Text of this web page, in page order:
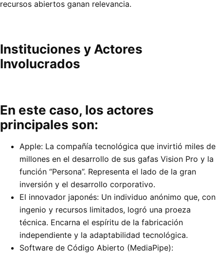
recursos abiertos ganan relevancia.
Instituciones y Actores
Involucrados
En este caso, los actores
principales son:
Apple: La compañía tecnológica que invirtió miles de
millones en el desarrollo de sus gafas Vision Pro y la
función “Persona”. Representa el lado de la gran
inversión y el desarrollo corporativo.
El innovador japonés: Un individuo anónimo que, con
ingenio y recursos limitados, logró una proeza
técnica. Encarna el espíritu de la fabricación
independiente y la adaptabilidad tecnológica.
Software de Código Abierto (MediaPipe):